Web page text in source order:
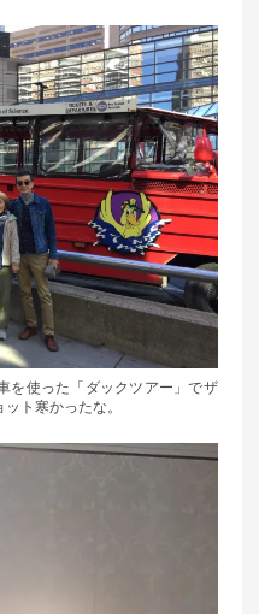
を使った「ダックツアー」でザ
ト寒かったな。